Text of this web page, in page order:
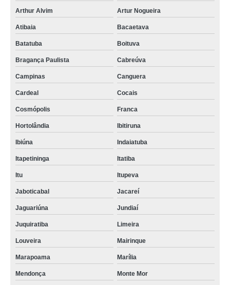
Arthur Alvim Artur Nogueira
Atibaia Bacaetava
Batatuba Boituva
Bragança Paulista Cabreúva
Campinas Canguera
Cardeal Cocais
Cosmópolis Franca
Hortolândia Ibitiruna
Ibiúna Indaiatuba
Itapetininga Itatiba
Itu Itupeva
Jaboticabal Jacareí
Jaguariúna Jundiaí
Juquiratiba Limeira
Louveira Mairinque
Marapoama Marília
Mendonça Monte Mor